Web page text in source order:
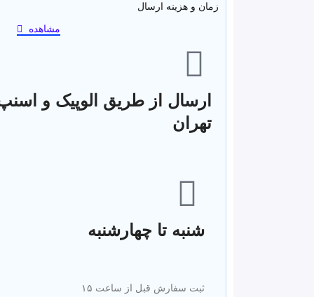
زمان و هزینه ارسال
مشاهده
ارسال از طریق الوپیک و
تهران
شنبه تا چهارشنبه
ثبت سفارش قبل از ساعت ۱۵